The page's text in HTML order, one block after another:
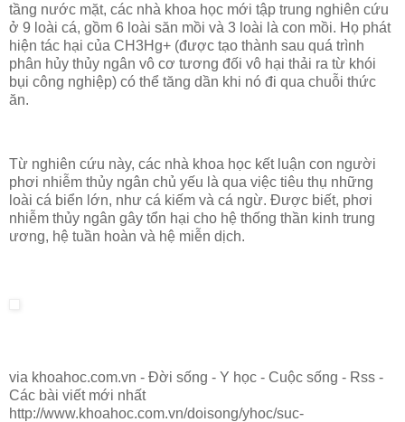
tầng nước mặt, các nhà khoa học mới tập trung nghiên cứu
ở 9 loài cá, gồm 6 loài săn mồi và 3 loài là con mồi. Họ phát
hiện tác hại của CH3Hg+ (được tạo thành sau quá trình
phân hủy thủy ngân vô cơ tương đối vô hại thải ra từ khói
bụi công nghiệp) có thể tăng dần khi nó đi qua chuỗi thức
ăn.
Từ nghiên cứu này, các nhà khoa học kết luận con người
phơi nhiễm thủy ngân chủ yếu là qua việc tiêu thụ những
loài cá biển lớn, như cá kiếm và cá ngừ. Được biết, phơi
nhiễm thủy ngân gây tổn hại cho hệ thống thần kinh trung
ương, hệ tuần hoàn và hệ miễn dịch.
via khoahoc.com.vn - Đời sống - Y học - Cuộc sống - Rss -
Các bài viết mới nhất
http://www.khoahoc.com.vn/doisong/yhoc/suc-